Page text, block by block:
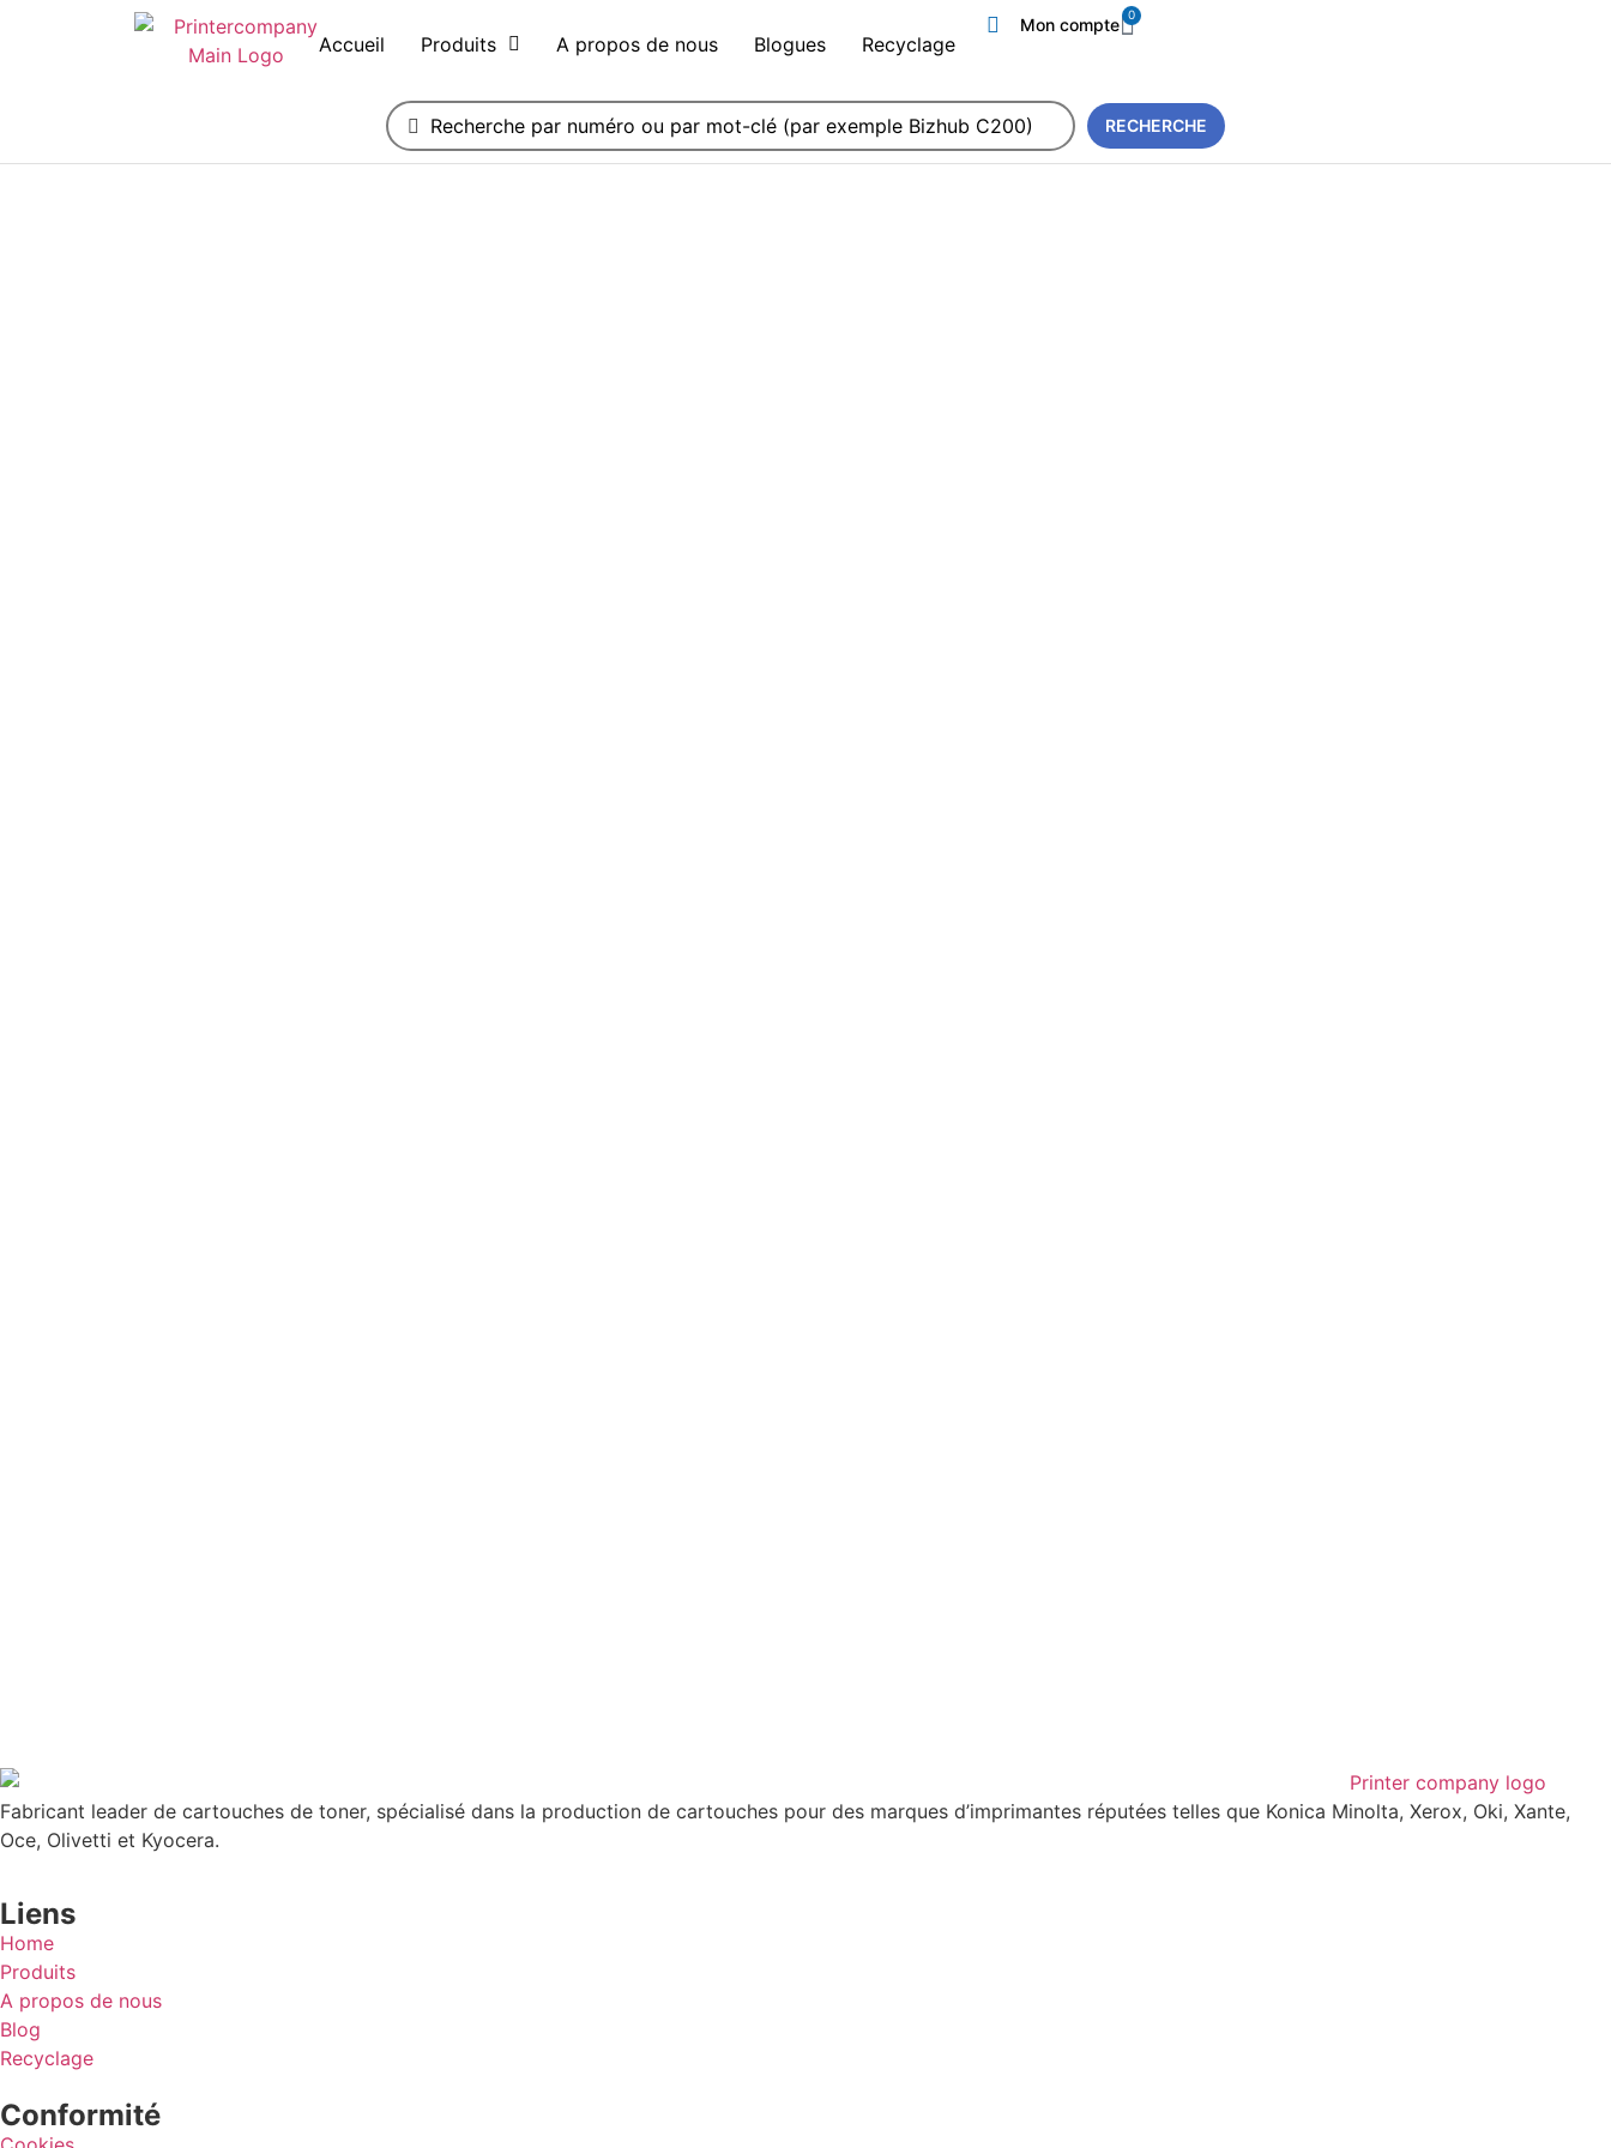
Accueil Produits A propos de nous Blogues Recyclage
Mon compte 0
RECHERCHE
Fabricant leader de cartouches de toner, spécialisé dans la production de cartouches pour des marques d’imprimantes réputées telles que Konica Minolta, Xerox, Oki, Xante,
Oce, Olivetti et Kyocera.
Liens
Home
Produits
A propos de nous
Blog
Recyclage
Conformité